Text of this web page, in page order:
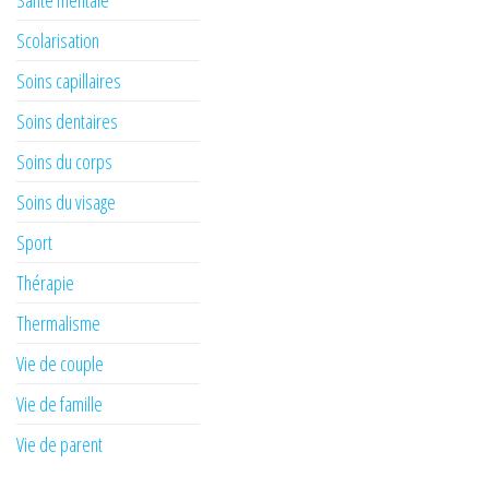
Scolarisation
Soins capillaires
Soins dentaires
Soins du corps
Soins du visage
Sport
Thérapie
Thermalisme
Vie de couple
Vie de famille
Vie de parent